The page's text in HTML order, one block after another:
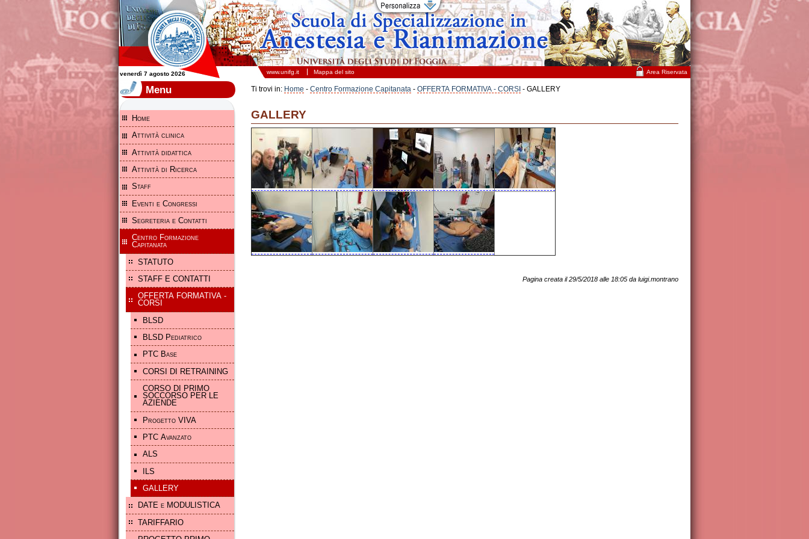
Scuola di Specializzazione in Anestesia e Rianimazione - Università degli studi di Foggia
venerdì 7 agosto 2026 Area Riservata
www.unifg.it Mappa del sito
Ti trovi in: Home - Centro Formazione Capitanata - OFFERTA FORMATIVA - CORSI - GALLERY
GALLERY
Pagina creata il 29/5/2018 alle 18:05 da luigi.montrano
Menu
Home
Attività clinica
Attività didattica
Attività di Ricerca
Staff
Eventi e Congressi
Segreteria e Contatti
Centro Formazione
Capitanata
STATUTO
STAFF E CONTATTI
OFFERTA FORMATIVA -
CORSI
BLSD
BLSD Pediatrico
PTC Base
CORSI DI RETRAINING
CORSO DI PRIMO
SOCCORSO PER LE
AZIENDE
Progetto VIVA
PTC Avanzato
ALS
ILS
GALLERY
DATE e MODULISTICA
TARIFFARIO